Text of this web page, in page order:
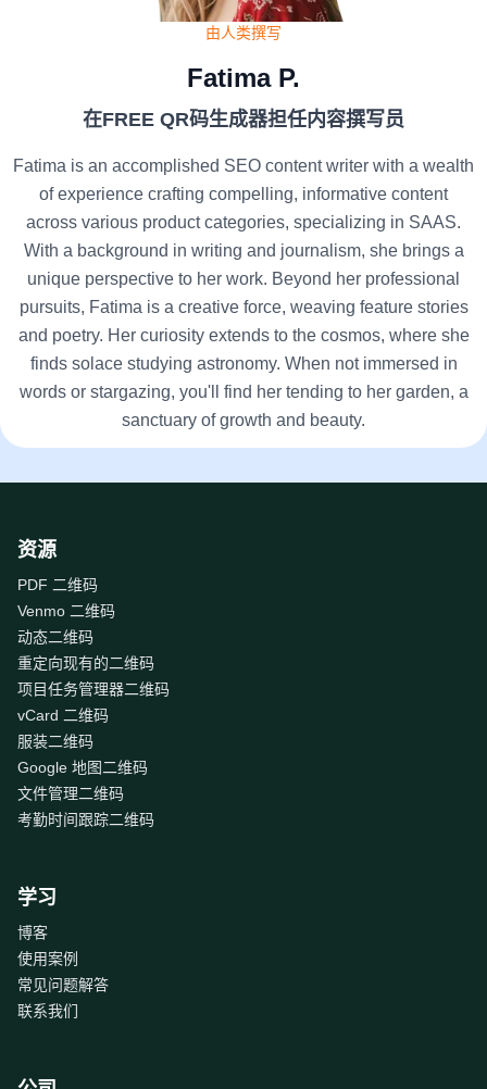
由人类撰写
Fatima P.
在FREE QR码生成器担任内容撰写员
Fatima is an accomplished SEO content writer with a wealth
of experience crafting compelling, informative content
across various product categories, specializing in SAAS.
With a background in writing and journalism, she brings a
unique perspective to her work. Beyond her professional
pursuits, Fatima is a creative force, weaving feature stories
and poetry. Her curiosity extends to the cosmos, where she
finds solace studying astronomy. When not immersed in
words or stargazing, you'll find her tending to her garden, a
sanctuary of growth and beauty.
资源
PDF 二维码
Venmo 二维码
动态二维码
重定向现有的二维码
项目任务管理器二维码
vCard 二维码
服装二维码
Google 地图二维码
文件管理二维码
考勤时间跟踪二维码
学习
博客
使用案例
常见问题解答
联系我们